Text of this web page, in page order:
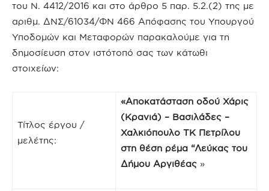
του Ν. 4412/2016 και στο άρθρο 5 παρ. 5.2.(2) της με
αριθμ. ΔΝΣ/61034/ΦΝ 466 Απόφασης του Υπουργού
Υποδομών και Μεταφορών παρακαλούμε για τη
δημοσίευση στον ιστότοπό σας των κάτωθι
στοιχείων:
Τίτλος έργου /
μελέτης:
«Αποκατάσταση οδού Χάρις
(Κρανιά) – Βασιλάδες –
Χαλκιόπουλο ΤΚ Πετρίλου
στη θέση ρέμα “Λεύκας του
Δήμου Αργιθέας »